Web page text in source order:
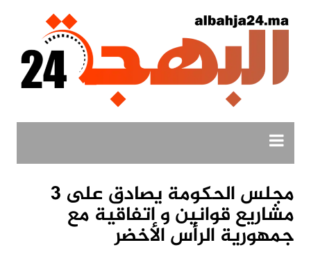
مجلس الحكومة يصادق على 3
مشاريع قوانين و اتفاقية مع
جمهورية الرأس الأخضر